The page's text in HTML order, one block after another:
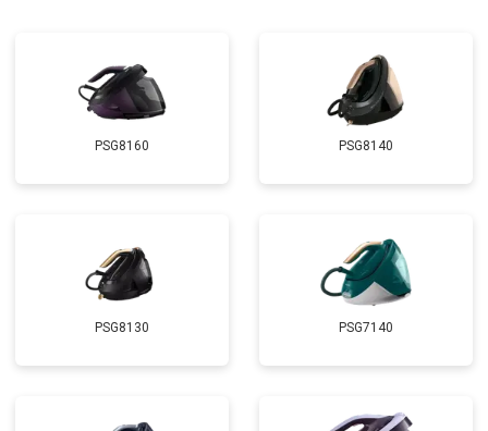
PSG8160 PSG8140
PSG8130 PSG7140